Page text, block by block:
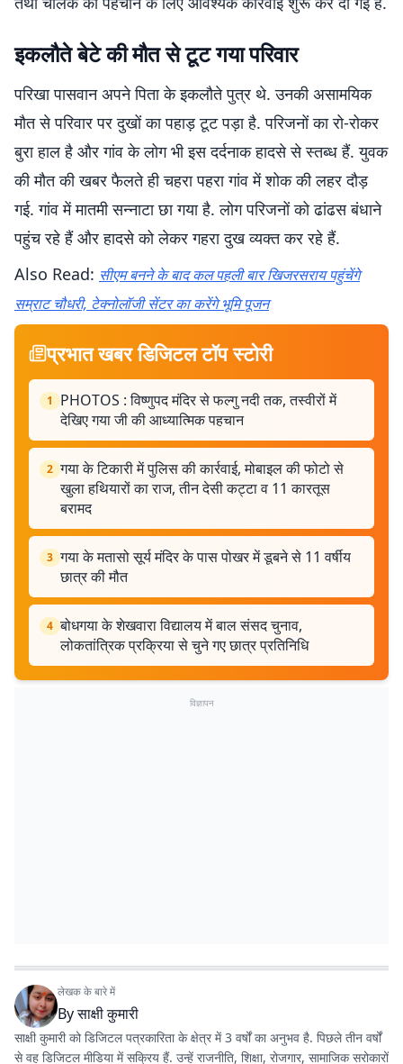
इकलौते बेटे की मौत से टूट गया परिवार
परिखा पासवान अपने पिता के इकलौते पुत्र थे. उनकी असामयिक
मौत से परिवार पर दुखों का पहाड़ टूट पड़ा है. परिजनों का रो-रोकर
बुरा हाल है और गांव के लोग भी इस दर्दनाक हादसे से स्तब्ध हैं. युवक
की मौत की खबर फैलते ही चहरा पहरा गांव में शोक की लहर दौड़
गई. गांव में मातमी सन्नाटा छा गया है. लोग परिजनों को ढांढस बंधाने
पहुंच रहे हैं और हादसे को लेकर गहरा दुख व्यक्त कर रहे हैं.
Also Read: सीएम बनने के बाद कल पहली बार खिजरसराय पहुंचेंगे
सम्राट चौधरी, टेक्नोलॉजी सेंटर का करेंगे भूमि पूजन
प्रभात खबर डिजिटल टॉप स्टोरी
1
PHOTOS : विष्णुपद मंदिर से फल्गु नदी तक, तस्वीरों में
देखिए गया जी की आध्यात्मिक पहचान
2 गया के टिकारी में पुलिस की कार्रवाई, मोबाइल की फोटो से
खुला हथियारों का राज, तीन देसी कट्टा व 11 कारतूस
बरामद
3 गया के मतासो सूर्य मंदिर के पास पोखर में डूबने से 11 वर्षीय
छात्र की मौत
4 बोधगया के शेखवारा विद्यालय में बाल संसद चुनाव,
लोकतांत्रिक प्रक्रिया से चुने गए छात्र प्रतिनिधि
विज्ञापन
लेखक के बारे में
Byसाक्षी कुमारी
साक्षी कुमारी को डिजिटल पत्रकारिता के क्षेत्र में 3 वर्षों का अनुभव है. पिछले तीन वर्षों
से वह डिजिटल मीडिया में सक्रिय हैं. उन्हें राजनीति, शिक्षा, रोजगार, सामाजिक सरोकारों